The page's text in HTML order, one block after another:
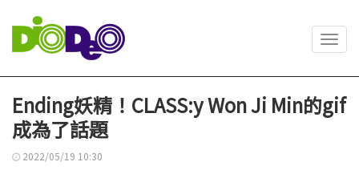
Ending妖精！CLASS:y Won Ji Min的gif
成為了話題
2022/05/19 10:30